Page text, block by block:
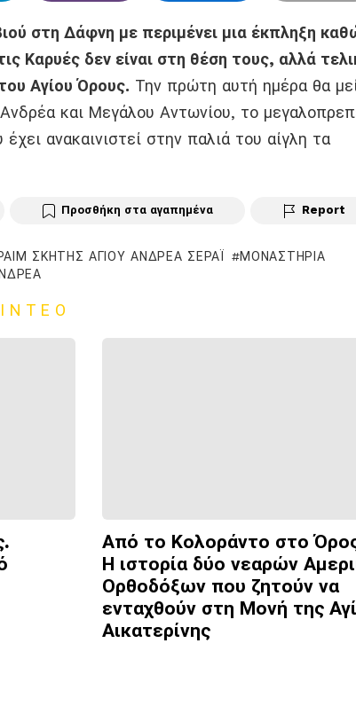
στη Δάφνη με περιμένει μια έκπληξη
Καρυές δεν είναι στη θέση τους, αλλά
Αγίου Όρους. Την πρώτη αυτή ημέρα θα
και Μεγάλου Αντωνίου, το
ανακαινιστεί στην παλιά του αίγλη τα
Προσθήκη στα αγαπημένα Report
ΣΚΉΤΗΣ ΑΓΊΟΥ ΑΝΔΡΈΑ ΣΕΡΆΙ
ΜΟΝΑΣΤΉΡΙΑ
Από το Κολοράντο στο
Η ιστορία δύο νεαρών
Ορθοδόξων που ζητούν να
ενταχθούν στη Μονή της
Αικατερίνης